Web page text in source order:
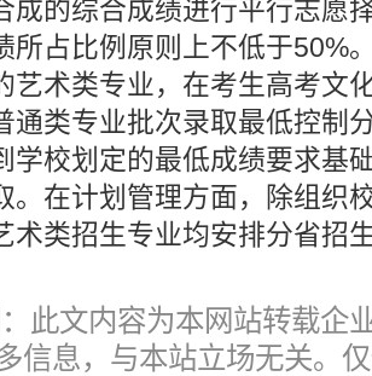
成的综合成绩进行平行志愿
所占比例原则上不低于50%
艺术类专业，在考生高考文
通类专业批次录取最低控制
学校划定的最低成绩要求基
。在计划管理方面，除组织
术类招生专业均安排分省招
此文内容为本网站转载企
信息，与本站立场无关。